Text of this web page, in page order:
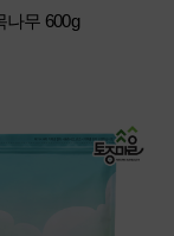
나무 600g